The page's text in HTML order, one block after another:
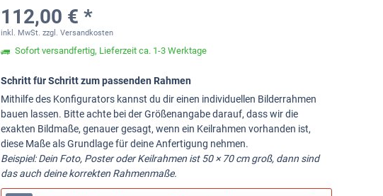
112,00 € *
inkl. MwSt. zzgl. Versandkosten
Sofort versandfertig, Lieferzeit ca. 1-3 Werktage
Schritt für Schritt zum passenden Rahmen
Mithilfe des Konfigurators kannst du dir einen individuellen Bilderrahmen
bauen lassen. Bitte achte bei der Größenangabe darauf, dass wir die
exakten Bildmaße, genauer gesagt, wenn ein Keilrahmen vorhanden ist,
diese Maße als Grundlage für deine Anfertigung nehmen.
Beispiel: Dein Foto, Poster oder Keilrahmen ist 50 × 70 cm groß, dann sind
das auch deine korrekten Rahmenmaße.